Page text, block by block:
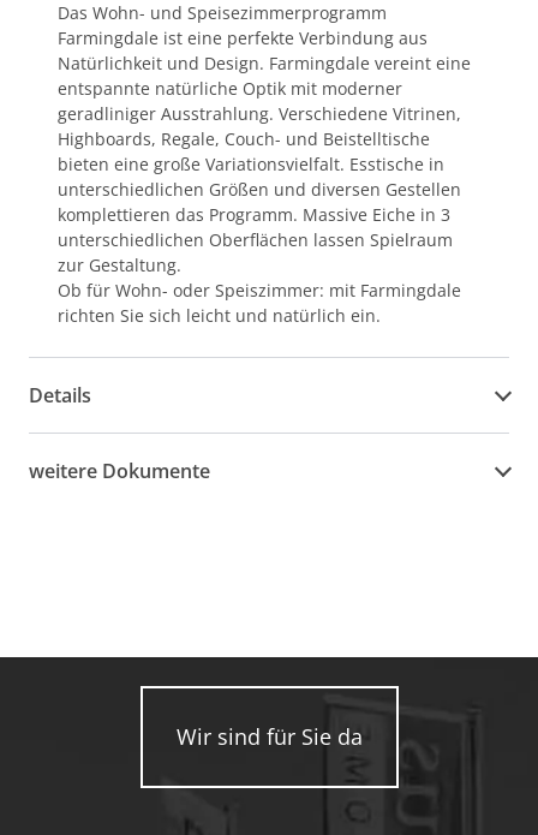
Das Wohn- und Speisezimmerprogramm
Farmingdale ist eine perfekte Verbindung aus
Natürlichkeit und Design. Farmingdale vereint eine
entspannte natürliche Optik mit moderner
geradliniger Ausstrahlung. Verschiedene Vitrinen,
Highboards, Regale, Couch- und Beistelltische
bieten eine große Variationsvielfalt. Esstische in
unterschiedlichen Größen und diversen Gestellen
komplettieren das Programm. Massive Eiche in 3
unterschiedlichen Oberflächen lassen Spielraum
zur Gestaltung.
Ob für Wohn- oder Speiszimmer: mit Farmingdale
richten Sie sich leicht und natürlich ein.
Details
weitere Dokumente
Wir sind für Sie da